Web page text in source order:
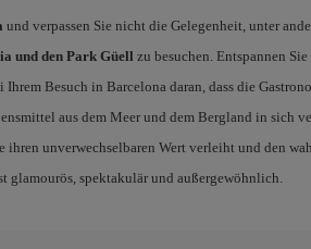
und verpassen Sie nicht die Gelegenheit, unter
und den Park Güell zu besuchen. Entspannen
Ihrem Besuch in Barcelona daran, dass die
aus dem Meer und dem Bergland in sich
unverwechselbaren Wert verleiht und den
glamourös, spektakulär und außergewöhnlich.